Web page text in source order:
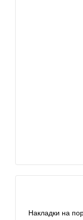
Накладки на